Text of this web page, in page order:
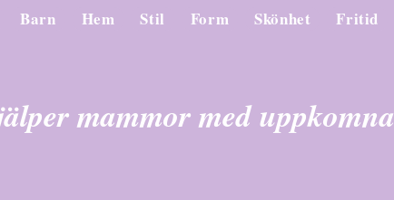
Barn Hem Stil Form Skönhet Fritid
mammor med uppkomna